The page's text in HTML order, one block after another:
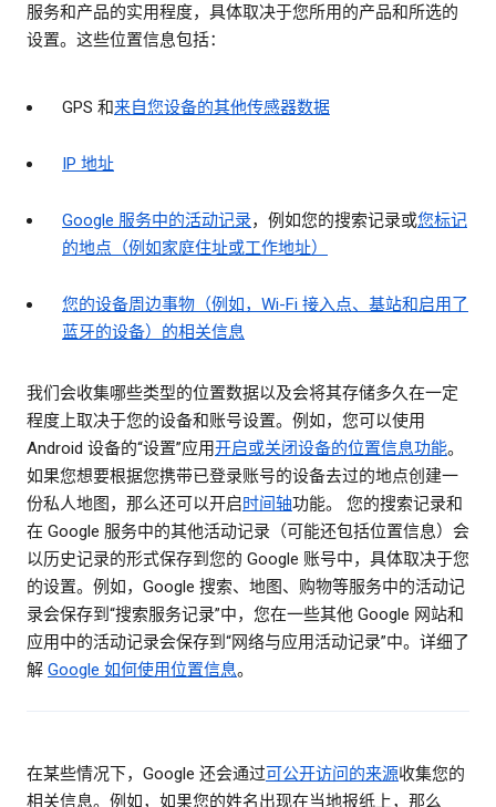
服务和产品的实用程度，具体取决于您所用的产品和所选的
设置。这些位置信息包括：
GPS 和来自您设备的其他传感器数据
IP 地址
Google 服务中的活动记录，例如您的搜索记录或您标记
的地点（例如家庭住址或工作地址）
您的设备周边事物（例如，Wi-Fi 接入点、基站和启用了
蓝牙的设备）的相关信息
我们会收集哪些类型的位置数据以及会将其存储多久在一定
程度上取决于您的设备和账号设置。例如，您可以使用
Android 设备的“设置”应用开启或关闭设备的位置信息功能。
如果您想要根据您携带已登录账号的设备去过的地点创建一
份私人地图，那么还可以开启时间轴功能。 您的搜索记录和
在 Google 服务中的其他活动记录（可能还包括位置信息）会
以历史记录的形式保存到您的 Google 账号中，具体取决于您
的设置。例如，Google 搜索、地图、购物等服务中的活动记
录会保存到“搜索服务记录”中，您在一些其他 Google 网站和
应用中的活动记录会保存到“网络与应用活动记录”中。详细了
解 Google 如何使用位置信息。
在某些情况下，Google 还会通过可公开访问的来源收集您的
相关信息。例如，如果您的姓名出现在当地报纸上，那么